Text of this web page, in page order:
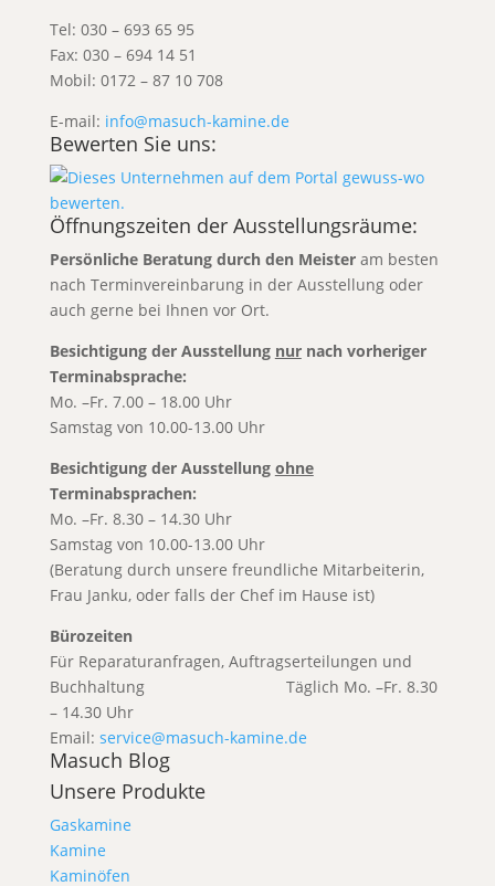
Tel: 030 – 693 65 95
Fax: 030 – 694 14 51
Mobil: 0172 – 87 10 708
E-mail: info@masuch-kamine.de
Bewerten Sie uns:
Öffnungszeiten der Ausstellungsräume:
Persönliche Beratung durch den Meister am besten
nach Terminvereinbarungin der Ausstellung oder
auch gerne bei Ihnen vor Ort.
Besichtigung der Ausstellung nurnach vorheriger
Terminabsprache:
Mo. –Fr. 7.00 – 18.00 Uhr
Samstag von 10.00-13.00 Uhr
Besichtigung der Ausstellung ohne
Terminabsprachen:
Mo. –Fr. 8.30 – 14.30 Uhr
Samstag von 10.00-13.00 Uhr
(Beratung durch unsere freundliche Mitarbeiterin,
Frau Janku, oder falls der Chef im Hause ist)
Bürozeiten
Für Reparaturanfragen, Auftragserteilungen und
Buchhaltung Täglich Mo. –Fr. 8.30
– 14.30 Uhr
Email: service@masuch-kamine.de
Masuch Blog
Unsere Produkte
Gaskamine
Kamine
Kaminöfen